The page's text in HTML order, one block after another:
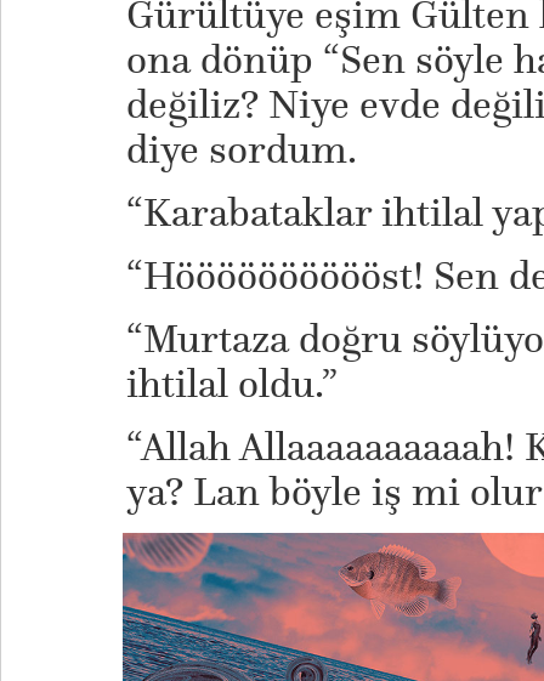
Gürültüye eşim Gülten
ona dönüp “Sen söyle
değiliz? Niye evde
diye sordum.
“Karabataklar ihtilal
“Hööööööööööst! Sen
“Murtaza doğru
ihtilal oldu.”
“Allah
ya? Lan böyle iş mi